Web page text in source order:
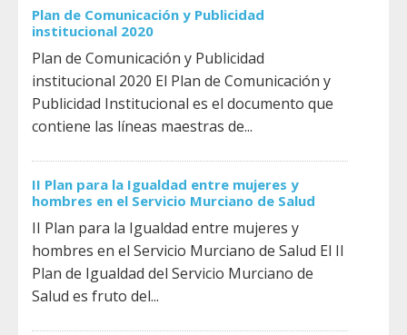
Plan de Comunicación y Publicidad
institucional 2020
Plan de Comunicación y Publicidad
institucional 2020 El Plan de Comunicación y
Publicidad Institucional es el documento que
contiene las líneas maestras de...
II Plan para la Igualdad entre mujeres y
hombres en el Servicio Murciano de Salud
II Plan para la Igualdad entre mujeres y
hombres en el Servicio Murciano de Salud El II
Plan de Igualdad del Servicio Murciano de
Salud es fruto del...